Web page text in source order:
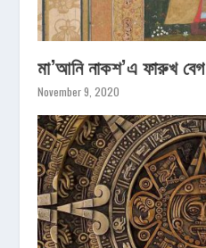
মা’আনি নাকশ’এ ফারুখ বেগ
November 9, 2020